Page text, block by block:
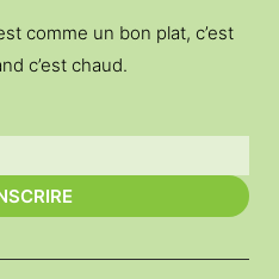
comme un bon plat, c’est
c’est chaud.